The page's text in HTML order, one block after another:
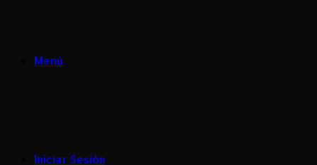
Menú
Iniciar Sesión